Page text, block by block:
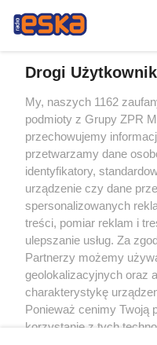
Żaden utwór zamieszczony w
rozpowszechniany lub dalej
tym także elektroniczny lub
eksploatacji w jakiejkolwiek
bez pisemnej zgody właściciela
wykorzystanie utworów w
bez właściwej zgody, jest
prawnie.
Drogi
My, naszych 1162
podmioty z Grupy ZPR
przechowujemy
przetwarzamy dane
identyfikatory,
urządzenie czy dane
spersonalizowanych
treści, pomiar reklam i
ulepszanie usług. Za
Partnerzy możemy
geolokalizacyjnych oraz
charakterystykę
Ponieważ cenimy Twoją
korzystanie z tych